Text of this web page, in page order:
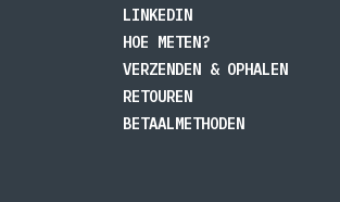
LINKEDIN
HOE METEN?
VERZENDEN & OPHALEN
RETOUREN
BETAALMETHODEN